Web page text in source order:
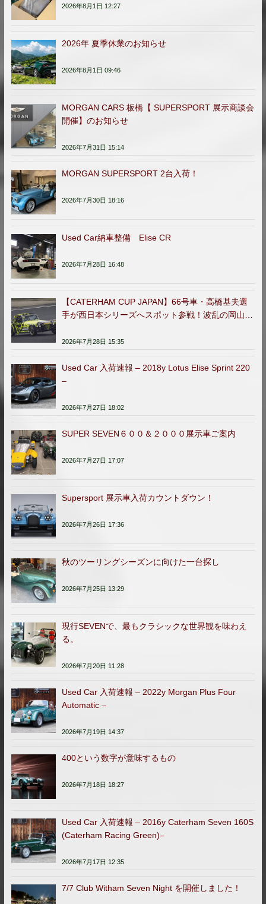
2026年8月1日 12:27
2026年 夏季休業のお知らせ
2026年8月1日 09:46
MORGAN CARS 板橋【 SUPERSPORT 展示商談会
開催】のお知らせ
2026年7月31日 15:14
MORGAN SUPERSPORT 2台入荷！
2026年7月30日 18:16
Used Car納車整備 Elise CR
2026年7月28日 16:48
【CATERHAM CUP JAPAN】66号車・高橋基夫選
手が西日本シリーズへスポット参戦！波乱の岡山ラ
2026年7月28日 15:35
Used Car 入荷速報 – 2018y Lotus Elise Sprint 220
–
2026年7月27日 18:02
SUPER SEVEN６００＆２０００展示車ご案内
2026年7月27日 17:07
Supersport 展示車入荷カウントダウン！
2026年7月26日 17:36
秋のツーリングシーズンに向けた一台探し
2026年7月25日 13:29
現行SEVENで、最もクラシックな世界観を味わえ
る。
2026年7月20日 11:28
Used Car 入荷速報 – 2022y Morgan Plus Four
Automatic –
2026年7月19日 14:37
400という数字が意味するもの
2026年7月18日 18:27
Used Car 入荷速報 – 2016y Caterham Seven 160S
(Caterham Racing Green)–
2026年7月17日 12:35
7/7 Club Witham Seven Night を開催しました！